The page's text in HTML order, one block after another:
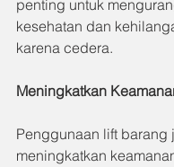
penting untuk
kesehatan dan
karena cedera.
Meningkatkan
Penggunaan lift barang
meningkatkan